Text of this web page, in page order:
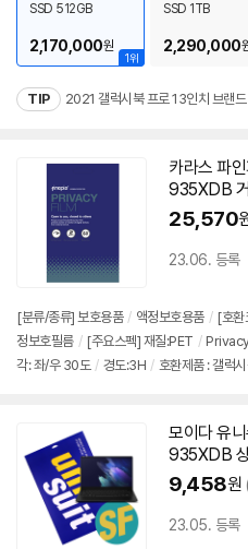
1위
SSD 512GB
2,170,000원
SSD 1TB
2,290,000
TIP 2021 갤럭시북 프로 13인치 브랜
카라스 파
935XDB
25,570
23.06. 등록
[분류/종류] 보호용품 / 액정보호용품 / [호환
정보호필름 / [주요스펙] 재질:PET /
각: 좌/우 30도 / 경도:3H / 호환제품 : 갤럭
모이다 유
935XDB
9,458원
23.05. 등록